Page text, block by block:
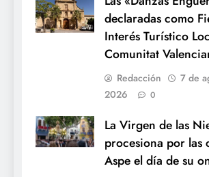
declaradas como
Interés Turístico
Comunitat
Redacción
7 de
2026
0
La Virgen de las
procesiona por las
Aspe el día de su